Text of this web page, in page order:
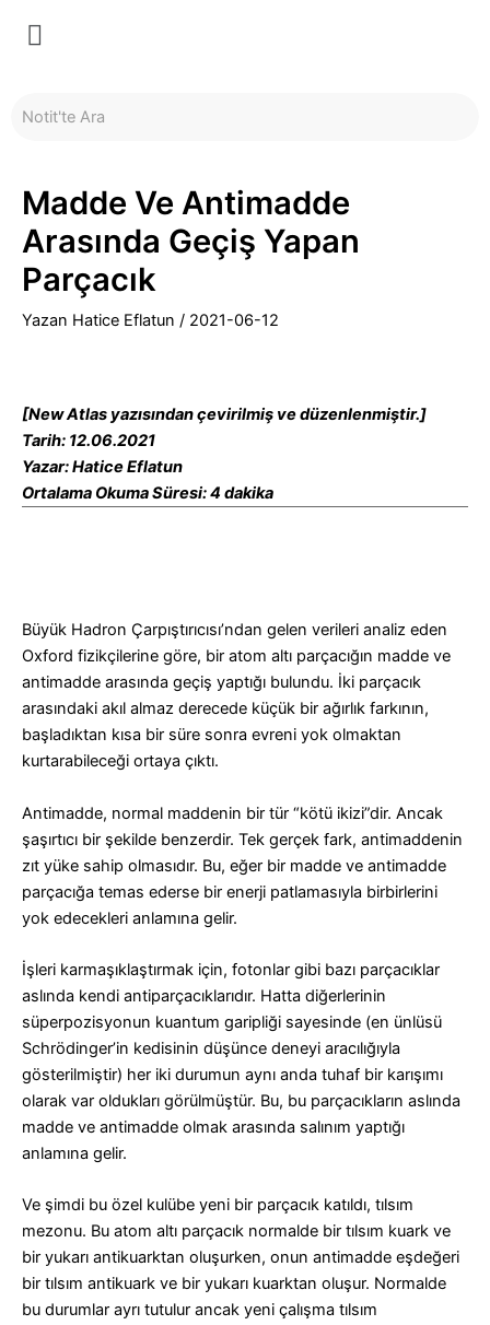
Menü
Madde Ve Antimadde
Arasında Geçiş Yapan
Parçacık
Yazan Hatice Eflatun / 2021-06-12
[New Atlas yazısından çevirilmiş ve düzenlenmiştir.]
Tarih: 12.06.2021
Yazar: Hatice Eflatun
Ortalama Okuma Süresi: 4 dakika
Büyük Hadron Çarpıştırıcısı’ndan gelen verileri analiz eden
Oxford fizikçilerine göre, bir atom altı parçacığın madde ve
antimadde arasında geçiş yaptığı bulundu. İki parçacık
arasındaki akıl almaz derecede küçük bir ağırlık farkının,
başladıktan kısa bir süre sonra evreni yok olmaktan
kurtarabileceği ortaya çıktı.
Antimadde, normal maddenin bir tür “kötü ikizi”dir. Ancak
şaşırtıcı bir şekilde benzerdir. Tek gerçek fark, antimaddenin
zıt yüke sahip olmasıdır. Bu, eğer bir madde ve antimadde
parçacığa temas ederse bir enerji patlamasıyla birbirlerini
yok edecekleri anlamına gelir.
İşleri karmaşıklaştırmak için, fotonlar gibi bazı parçacıklar
aslında kendi antiparçacıklarıdır. Hatta diğerlerinin
süperpozisyonun kuantum garipliği sayesinde (en ünlüsü
Schrödinger’in kedisinin düşünce deneyi aracılığıyla
gösterilmiştir) her iki durumun aynı anda tuhaf bir karışımı
olarak var oldukları görülmüştür. Bu, bu parçacıkların aslında
madde ve antimadde olmak arasında salınım yaptığı
anlamına gelir.
Ve şimdi bu özel kulübe yeni bir parçacık katıldı, tılsım
mezonu. Bu atom altı parçacık normalde bir tılsım kuark ve
bir yukarı antikuarktan oluşurken, onun antimadde eşdeğeri
bir tılsım antikuark ve bir yukarı kuarktan oluşur. Normalde
bu durumlar ayrı tutulur ancak yeni çalışma tılsım